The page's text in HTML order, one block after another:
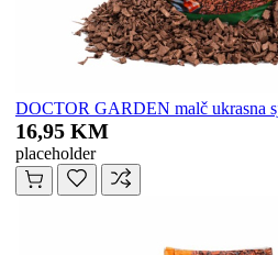
DOCTOR GARDEN malč ukrasna
16,95 KM
placeholder